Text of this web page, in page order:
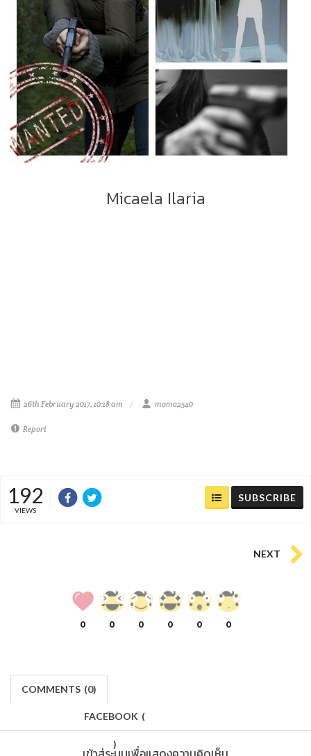
Micaela Ilaria
26th February 2017, 10:18 am momo2540
Report
192
VIEWS
SUBSCRIBE
NEXT
0 0 0 0 0 0
COMMENTS (0)
FACEBOOK (
)